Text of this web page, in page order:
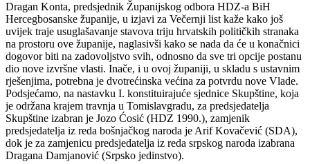
Dragan Konta, predsjednik Županijskog odbora HDZ-a BiH
Hercegbosanske županije, u izjavi za Večernji list kaže kako još
uvijek traje usuglašavanje stavova triju hrvatskih političkih stranaka
na prostoru ove županije, naglasivši kako se nada da će u konačnici
dogovor biti na zadovoljstvo svih, odnosno da sve tri opcije postanu
dio nove izvršne vlasti. Inače, i u ovoj županiji, u skladu s ustavnim
rješenjima, potrebna je dvotrećinska većina za potvrdu nove Vlade.
Podsjećamo, na nastavku I. konstituirajuće sjednice Skupštine, koja
je održana krajem travnja u Tomislavgradu, za predsjedatelja
Skupštine izabran je Jozo Ćosić (HDZ 1990.), zamjenik
predsjedatelja iz reda bošnjačkog naroda je Arif Kovačević (SDA),
dok je za zamjenicu predsjedatelja iz reda srpskog naroda izabrana
Dragana Damjanović (Srpsko jedinstvo).